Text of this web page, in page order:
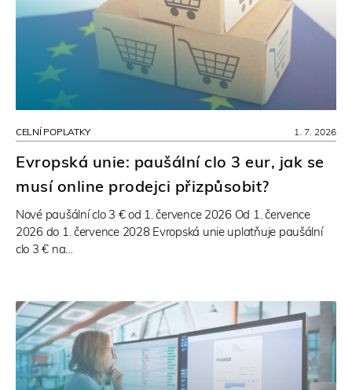
CELNÍ POPLATKY
Evropská unie: paušální clo 3 eur, jak se
musí online prodejci přizpůsobit?
Nové paušální clo 3 € od 1. července 2026 Od 1. července
2026 do 1. července 2028 Evropská unie uplatňuje paušální
clo 3 € na…
1. 7. 2026